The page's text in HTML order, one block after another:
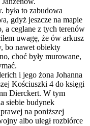
to zabudowa
gdyż jeszcze na mapie
a ceglane z tych terenów
uwagę, że ów arkusz
bo nawet obiekty
choć były murowane,
i jego żona Johanna
Kościuszki 4 do księgi
Dierckert. W tym
siebie budynek
na poniższej
albo uległ rozbiórce